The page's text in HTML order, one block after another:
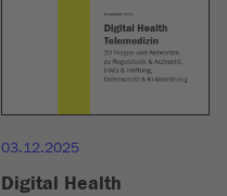
03.12.2025
Digital Health